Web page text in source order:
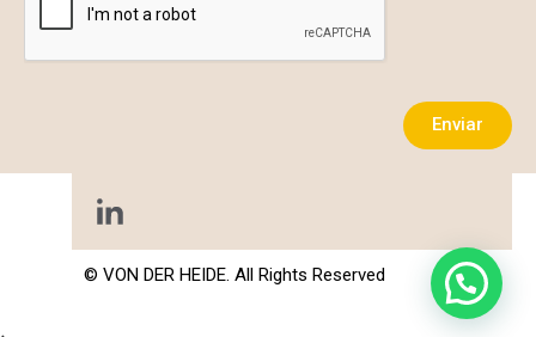
Enviar
© VON DER HEIDE. All Rights Reserved